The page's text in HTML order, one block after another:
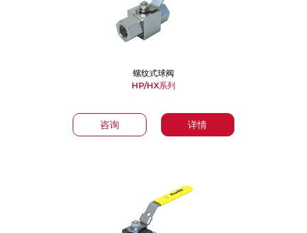
咨询 详情
螺纹式球阀
HP/HX系列